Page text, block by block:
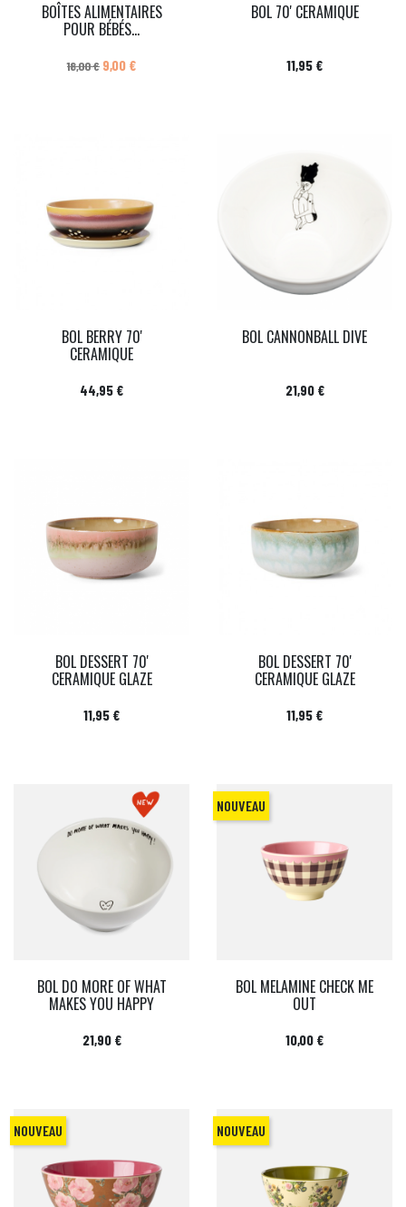
BOÎTES ALIMENTAIRES
POUR BÉBÉS...
Prix de base
18,00 € Prix
9,00 €
BOL 70' CERAMIQUE
Prix
11,95 €
BOL BERRY 70'
CERAMIQUE
Prix
44,95 €
BOL CANNONBALL DIVE
Prix
21,90 €
BOL DESSERT 70'
CERAMIQUE GLAZE
Prix
11,95 €
BOL DESSERT 70'
CERAMIQUE GLAZE
Prix
11,95 €
BOL DO MORE OF WHAT
MAKES YOU HAPPY
Prix
21,90 €
BOL MELAMINE CHECK ME
OUT
Prix
10,00 €
NOUVEAU
NOUVEAU NOUVEAU